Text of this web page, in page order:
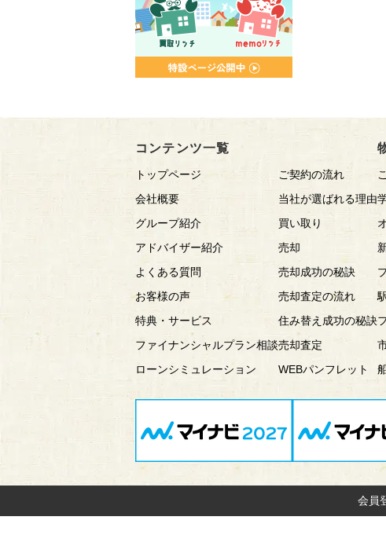
コンテンツ一覧
トップページ
会社概要
グループ紹介
アドバイザー紹介
よくある質問
お客様の声
特典・サービス
ファイナンシャルプラン相談
ローンシミュレーション
ご契約の流れ
当社が選ばれる理由
買い取り
売却
売却成功の秘訣
売却査定の流れ
住み替え成功の秘訣
売却査定
WEBパンフレット
会員